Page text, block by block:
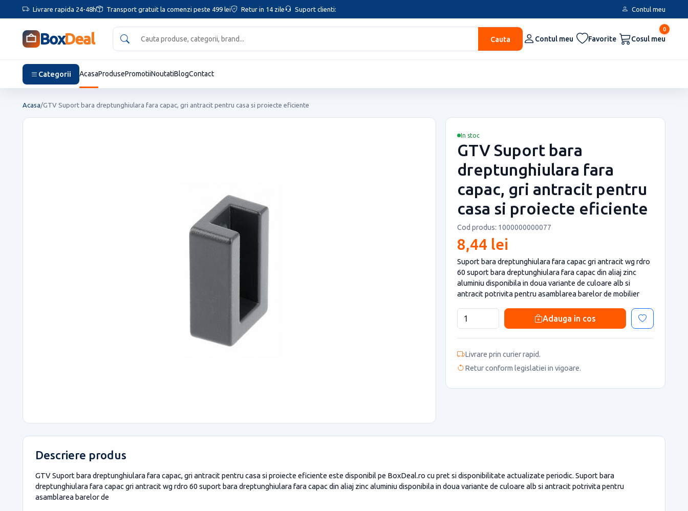
Livrare rapida 24-48h Transport gratuit la comenzi peste 499 lei Retur in 14 zile Suport clienti: Contul meu
BoxDeal Cauta Contul meu Favorite
0
Cosul meu
Categorii AcasaProdusePromotiiNoutatiBlogContact
Acasa/GTV Suport bara dreptunghiulara fara capac, gri antracit pentru casa si proiecte eficiente
In stoc
GTV Suport bara
dreptunghiulara fara
capac, gri antracit pentru
casa si proiecte eficiente
Cod produs: 1000000000077
8,44 lei
Suport bara dreptunghiulara fara capac gri antracit wg rdro
60 suport bara dreptunghiulara fara capac din aliaj zinc
aluminiu disponibila in doua variante de culoare alb si
antracit potrivita pentru asamblarea barelor de mobilier
Adauga in cos
Livrare prin curier rapid.
Retur conform legislatiei in vigoare.
Descriere produs
GTV Suport bara dreptunghiulara fara capac, gri antracit pentru casa si proiecte eficiente este disponibil pe BoxDeal.ro cu pret si disponibilitate actualizate periodic. Suport bara
dreptunghiulara fara capac gri antracit wg rdro 60 suport bara dreptunghiulara fara capac din aliaj zinc aluminiu disponibila in doua variante de culoare alb si antracit potrivita pentru
asamblarea barelor de